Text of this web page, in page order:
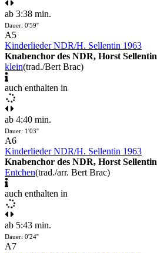
ab 3:38 min.
Dauer: 0'59''
A5
Kinderlieder NDR/H. Sellentin 1963
Knabenchor des NDR, Horst Sellentin
klein(trad./Bert Brac)
auch enthalten in
ab 4:40 min.
Dauer: 1'03''
A6
Kinderlieder NDR/H. Sellentin 1963
Knabenchor des NDR, Horst Sellentin
Entchen(trad./arr. Bert Brac)
auch enthalten in
ab 5:43 min.
Dauer: 0'24''
A7